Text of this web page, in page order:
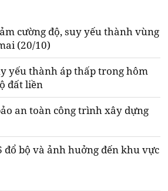
cường độ, suy yếu thành vùng
(20/10)
yếu thành áp thấp trong hôm
đất liền
an toàn công trình xây dựng
đổ bộ và ảnh huởng đến khu vực